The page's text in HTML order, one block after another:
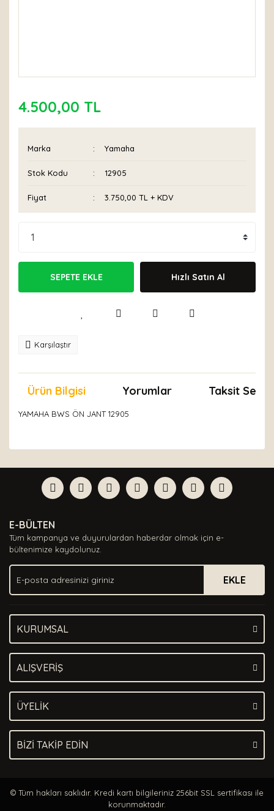
4.500,00 TL
Marka Yamaha
Stok Kodu 12905
Fiyat 3.750,00 TL + KDV
SEPETE EKLE Hızlı Satın Al
Karşılaştır
Ürün Bilgisi Yorumlar Taksit
YAMAHA BWS ÖN JANT 12905
Yorum Yaz
formunu kullanarak tarafımıza iletebilirsiniz.
Görüş ve önerileriniz için teşekkür ederiz.
Ürün açıklamasında eksik bilgiler bulunuyor.
Ürün bilgilerinde hatalar bulunuyor.
Ürün fiyatı diğer sitelerden daha pahalı.
Bu ürüne benzer farklı alternatifler olmalı.
E-BÜLTEN
Tüm kampanya ve duyurulardan haberdar olmak için e-
bültenimize kaydolunuz.
EKLE
KURUMSAL
ALIŞVERİŞ
ÜYELİK
BİZİ TAKİP EDİN
© Tüm hakları saklıdır. Kredi kartı bilgileriniz 256bit SSL sertifikası ile
korunmaktadır.